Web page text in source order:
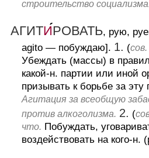
строительство
АГИТИРОВАТЬ, рую,
agito — побуждаю]. 1. (сов.
Убеждать (массы) в
какой-н. партии или иной
призывать к борьбе за эту
Агитация за всеобщую
против алкоголизма. 2. (
что. Побуждать,
воздействовать на кого-н.